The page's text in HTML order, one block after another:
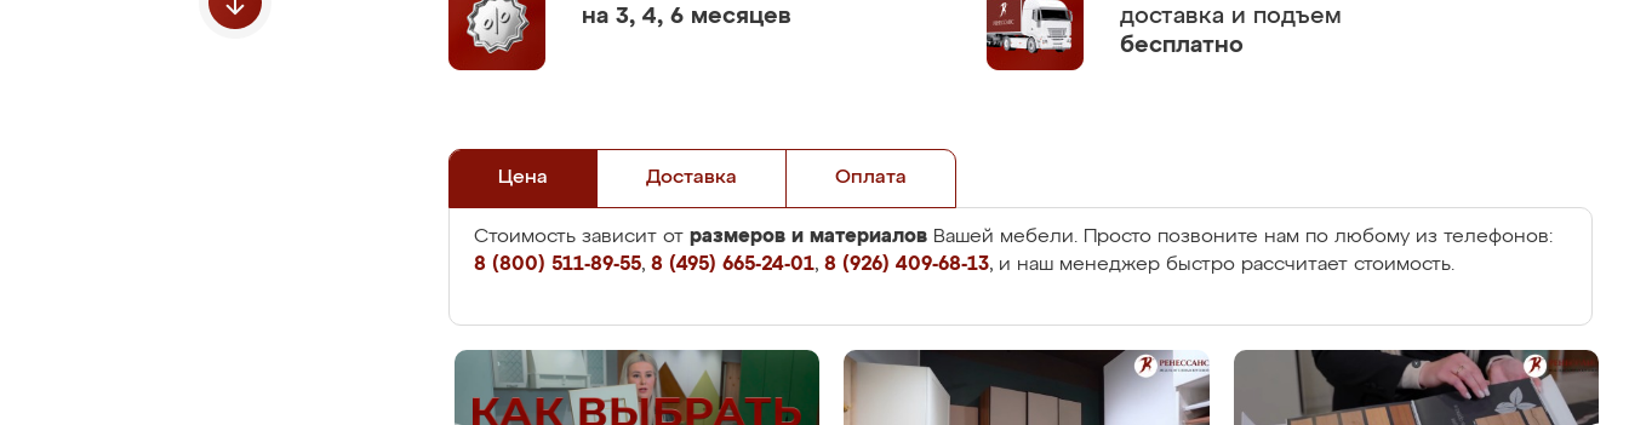
на 3, 4, 6 месяцев
доставка и подъем
бесплатно
Цена Доставка Оплата
Стоимость зависит от размеров и материалов Вашей мебели. Просто позвоните нам по любому из телефонов:
8 (800) 511-89-55, 8 (495) 665-24-01, 8 (926) 409-68-13, и наш менеджер быстро рассчитает стоимость.